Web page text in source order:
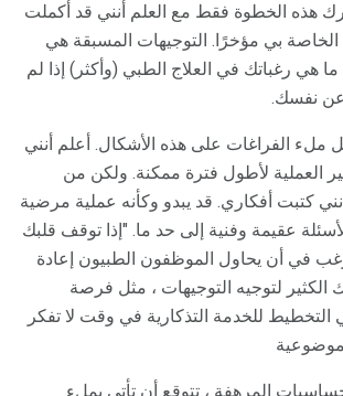
هذه الخطوة فقط مع العلم أنني قد أكملت
الخاصة بي مؤخرًا. التوجيهات المسبقة هي
ما هي رغباتك في العلاج الطبي (وأكثر) إذا لم
نفسك.
ملء الفراغات على هذه الأشكال. أعلم أنني
العملية لأطول فترة ممكنة. ولكن من
كتبت أفكاري. قد يبدو وكأنه عملية مرضية
عقيمة وفنية إلى حد ما. "إذا توقف قلبك
في أن يحاول الموظفون الطبيون إعادة
الكثير لتوجيه التوجيهات ، مثل فرصة
للخدمة التذكارية في وقت لا تفكر
المرهفة ، تتوقع أن تأتي بملء